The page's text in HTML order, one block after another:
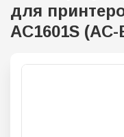
для
AC1601S (AC-